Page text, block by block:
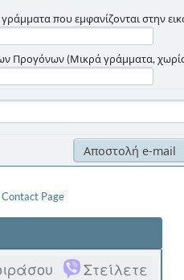
που εμφανίζονται στην
Προγόνων (Μικρά γράμματα,
Contact Page
Στείλετε